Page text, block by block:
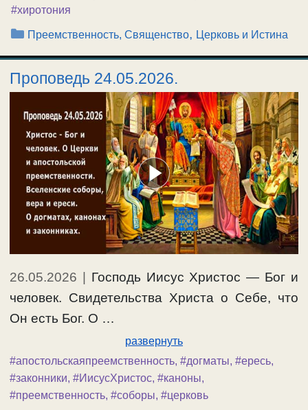
#хиротония
Рубрики
Преемственность, Священство, Церковь и Истина
Проповедь 24.05.2026.
26.05.2026
Господь Иисус Христос — Бог и
человек. Свидетельства Христа о Себе, что
Он есть Бог. О …
развернуть
#апостольскаяпреемственность, #догматы, #ересь,
#законники, #ИисусХристос, #каноны,
#преемственность, #соборы, #церковь